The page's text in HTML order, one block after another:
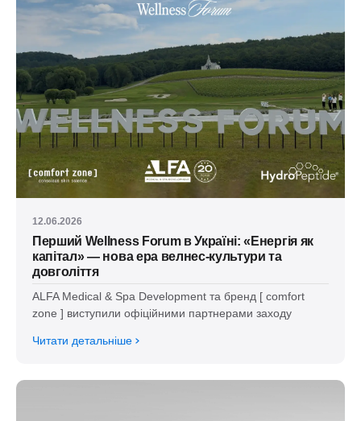
12.06.2026
Перший Wellness Forum в Україні: «Енергія як
капітал» — нова ера велнес-культури та
довголіття
ALFA Medical & Spa Development та бренд [ comfort
zone ] виступили офіційними партнерами заходу
Читати детальніше